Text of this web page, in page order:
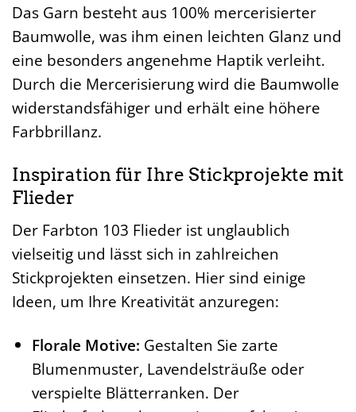
Das Garn besteht aus 100% mercerisierter
Baumwolle, was ihm einen leichten Glanz und
eine besonders angenehme Haptik verleiht.
Durch die Mercerisierung wird die Baumwolle
widerstandsfähiger und erhält eine höhere
Farbbrillanz.
Inspiration für Ihre Stickprojekte mit
Flieder
Der Farbton 103 Flieder ist unglaublich
vielseitig und lässt sich in zahlreichen
Stickprojekten einsetzen. Hier sind einige
Ideen, um Ihre Kreativität anzuregen:
Florale Motive: Gestalten Sie zarte
Blumenmuster, Lavendelsträuße oder
verspielte Blätterranken. Der